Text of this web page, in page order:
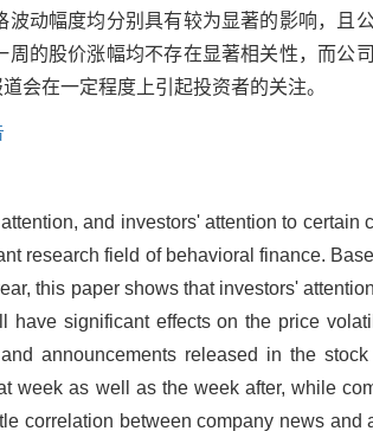
动幅度均分别具有较为显著的影响，且
的股价涨幅均不存在显著相关性，而公
会在一定程度上引起投资者的关注。
and investors' attention to certain
research field of behavioral finance.
this paper shows that investors'
have significant effects on the price
announcements released in the
week as well as the week after, while
correlation between company news and